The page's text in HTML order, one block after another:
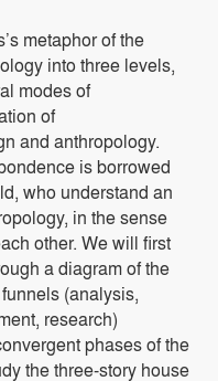
metaphor of the
into three levels,
modes of
of
and anthropology.
is borrowed
who understand an
in the sense
other. We will first
a diagram of the
(analysis,
research)
phases of the
the three-story house